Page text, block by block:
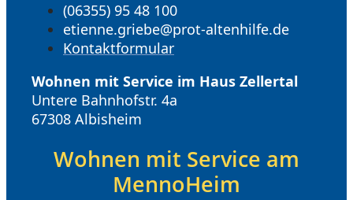
(06355) 95 48 100
etienne.griebe@prot-altenhilfe.de
Kontaktformular
Wohnen mit Service im Haus Zellertal
Untere Bahnhofstr. 4a
67308 Albisheim
Wohnen mit Service am
MennoHeim